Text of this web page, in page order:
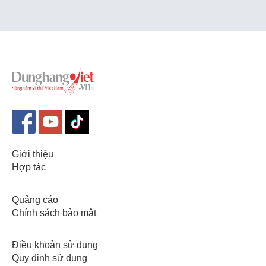
Giới thiệu
Hợp tác
Quảng cáo
Chính sách bảo mật
Điều khoản sử dụng
Quy định sử dụng